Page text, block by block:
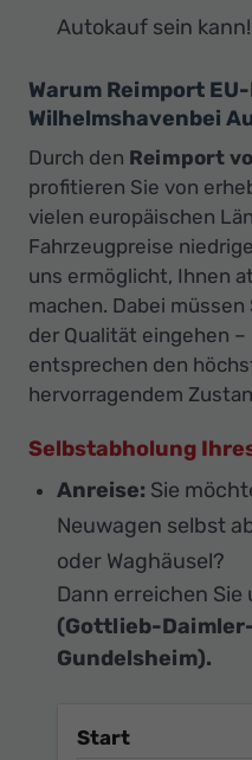
Autokauf sein kann!
Warum Reimport
Wilhelmshavenbei
Durch den Reimport
profitieren Sie von
vielen europäischen
Fahrzeugpreise
uns ermöglicht, Ihnen
machen. Dabei
der Qualität eingehen
entsprechen den
hervorragendem
Selbstabholung
Anreise: Sie
Neuwagen selbst
oder Waghäusel?
Dann erreichen Sie
(Gottlieb-
Gundelsheim).
Start